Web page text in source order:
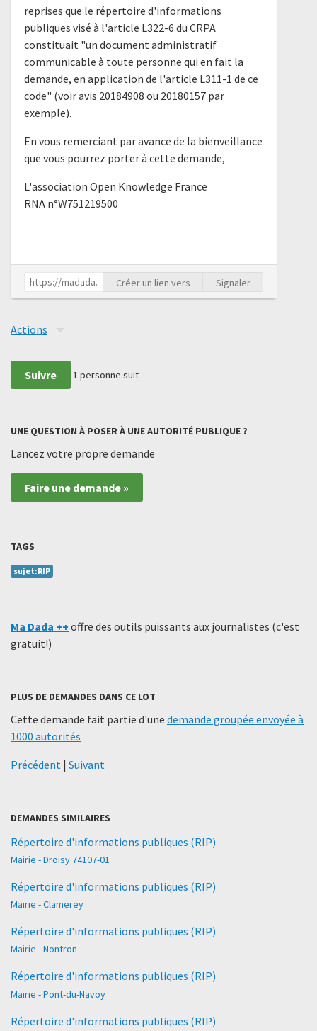
reprises que le répertoire d'informations
publiques visé à l'article L322-6 du CRPA
constituait "un document administratif
communicable à toute personne qui en fait la
demande, en application de l'article L311-1 de ce
code" (voir avis 20184908 ou 20180157 par
exemple).
En vous remerciant par avance de la bienveillance
que vous pourrez porter à cette demande,
L'association Open Knowledge France
RNA n°W751219500
Créer un lien vers Signaler
Actions
Suivre 1 personne suit
UNE QUESTION À POSER À UNE AUTORITÉ PUBLIQUE ?
Lancez votre propre demande
Faire une demande »
TAGS
sujet:RIP
Ma Dada ++ offre des outils puissants aux journalistes (c'est
gratuit!)
PLUS DE DEMANDES DANS CE LOT
Cette demande fait partie d'une demande groupée envoyée à
1000 autorités
Précédent | Suivant
DEMANDES SIMILAIRES
Répertoire d'informations publiques (RIP)
Mairie - Droisy 74107-01
Répertoire d'informations publiques (RIP)
Mairie - Clamerey
Répertoire d'informations publiques (RIP)
Mairie - Nontron
Répertoire d'informations publiques (RIP)
Mairie - Pont-du-Navoy
Répertoire d'informations publiques (RIP)